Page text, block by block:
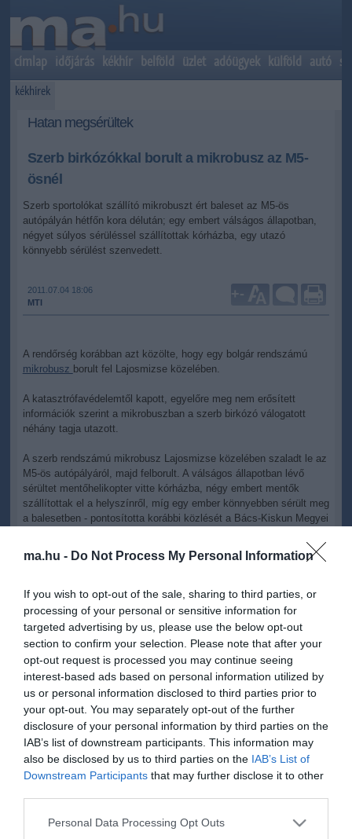
ma.hu - Do Not Process My Personal Information
If you wish to opt-out of the sale, sharing to third parties, or
processing of your personal or sensitive information for
targeted advertising by us, please use the below opt-out
section to confirm your selection. Please note that after your
opt-out request is processed you may continue seeing
interest-based ads based on personal information utilized by
us or personal information disclosed to third parties prior to
your opt-out. You may separately opt-out of the further
disclosure of your personal information by third parties on the
IAB’s list of downstream participants. This information may
also be disclosed by us to third parties on the IAB’s List of
Downstream Participants that may further disclose it to other
Please note that this website/app uses one or more Google
Personal Data Processing Opt Outs
címlap időjárás kékhír belföld üzlet adóügyek külföld autó
kékhírek
Hatan megsérültek
Szerb birkózókkal borult a mikrobusz az M5-
ösnél
Szerb sportolókat szállító mikrobuszt ért baleset az M5-ös
autópályán hétfőn kora délután; egy embert válságos állapotban,
négyet súlyos sérüléssel szállítottak kórházba, egy utazó
könnyebb sérülést szenvedett.
2011.07.04 18:06
MTI
+-
A rendőrség korábban azt közölte, hogy egy bolgár rendszámú
mikrobusz borult fel Lajosmizse közelében.
A katasztrófavédelemtől kapott, egyelőre meg nem erősített
információk szerint a mikrobuszban a szerb birkózó válogatott
néhány tagja utazott.
A szerb rendszámú mikrobusz Lajosmizse közelében szaladt le az
M5-ös autópályáról, majd felborult. A válságos állapotban lévő
sérültet mentőhelikopter vitte kórházba, négy embert mentők
szállítottak el a helyszínről, míg egy ember könnyebben sérült meg
a balesetben - pontosította korábbi közlését a Bács-Kiskun Megyei
Nyíkos Tamás főhadnagy tájékoztatása szerint a rendőrök a
járműben. A sérültek azt mondták, hogy sportolók - tette hozzá a
sajtóreferens.
A mentés és a helyszínelés idejére lezárt autópályán időközben
megindult a forgalom - közölte a rendőrség.
Kapcsolódó írások:
Felborult egy bolgár mikrobusz az M5-ösnél
szállító szerelvény